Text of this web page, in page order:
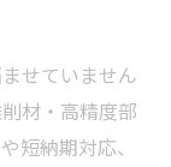
せていません
材・高精度部
短納期対応、